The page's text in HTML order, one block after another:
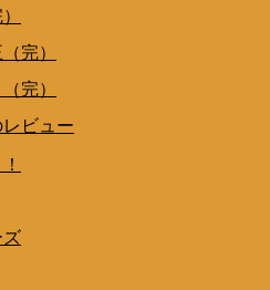
完）
完）
ビュー
ズ